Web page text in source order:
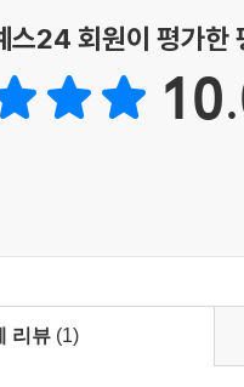
지 않고 욕망을 탐구하고
방을 안겨줄 것이다.
광장의 빛이 되기까지』 공
스24 회원이 평가한
리뷰 (1)